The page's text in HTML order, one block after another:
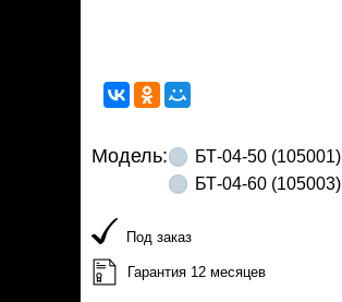
Модель:
БТ-04-50 (105001)
БТ-04-60 (105003)
Под заказ
Гарантия 12 месяцев